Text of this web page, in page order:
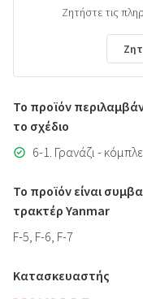
Ζητήστε τις
Το προϊόν
το σχέδιο
6-1. Γρανάζι -
Το προϊόν είναι
τρακτέρ Yanmar
F-5, F-6, F-7
Κατασκευαστής